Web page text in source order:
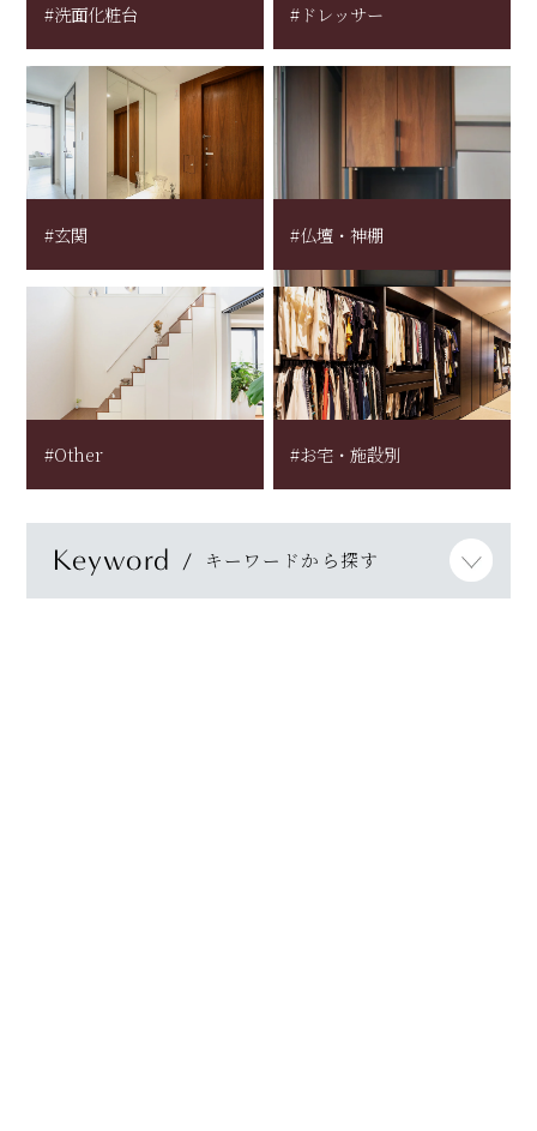
#洗面化粧台 #ドレッサー
#玄関 #仏壇・神棚
#Other #お宅・施設別
Keyword キーワードから探す